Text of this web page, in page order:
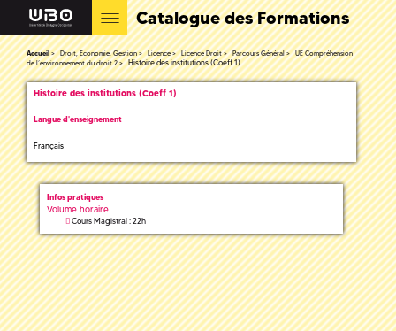
Catalogue des Formations
Accueil Droit, Economie, Gestion Licence Licence Droit Parcours Général
UE Compréhension
de l’environnement du droit 2
Histoire des institutions (Coeff 1)
Histoire des institutions (Coeff 1)
Langue d'enseignement
Français
Infos pratiques
Volume horaire
Cours Magistral : 22h